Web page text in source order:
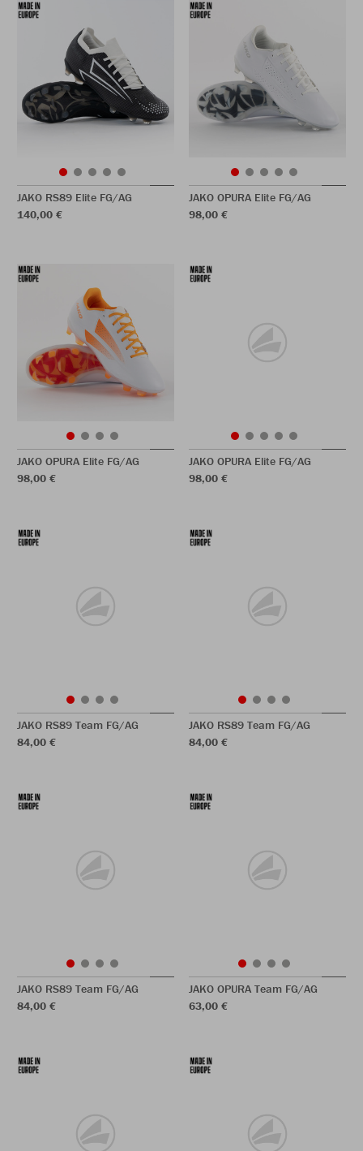
JAKO RS89 Elite FG/AG
140,00 €
JAKO OPURA Elite FG/AG
98,00 €
JAKO OPURA Elite FG/AG
98,00 €
JAKO OPURA Elite FG/AG
98,00 €
JAKO RS89 Team FG/AG
84,00 €
JAKO RS89 Team FG/AG
84,00 €
JAKO RS89 Team FG/AG
84,00 €
JAKO OPURA Team FG/AG
63,00 €